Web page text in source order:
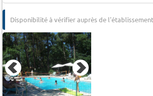
Disponibilité à vérifier auprès de l'établissement